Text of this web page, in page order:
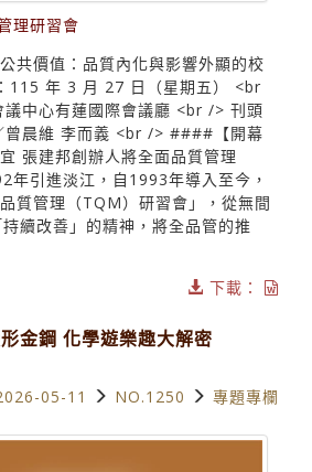
理研習會
共價值：品質內化與影響外顯的校
115 年 3 月 27 日（星期五） <br
中心有蓮國際會議廳 <br /> 刊頭
曾晨維 李而義 <br /> ####【開幕
張建邦創辦人將全面品質管理
年引進淡江，自1993年導入至今，
質管理（TQM）研習會」，從無間
續改善」的精神，將全品管的推
下載：
金鋼 化學遊樂趣大解密
05-11 NO.1250 專題專欄